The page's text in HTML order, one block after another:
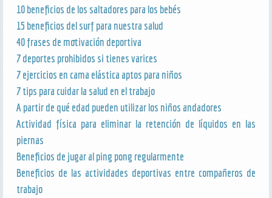
10 beneficios de los saltadores para los bebés
15 beneficios del surf para nuestra salud
40 frases de motivación deportiva
7 deportes prohibidos si tienes varices
7 ejercicios en cama elástica aptos para niños
7 tips para cuidar la salud en el trabajo
A partir de qué edad pueden utilizar los niños andadores
Actividad física para eliminar la retención de líquidos en las
piernas
Beneficios de jugar al ping pong regularmente
Beneficios de las actividades deportivas entre compañeros de
trabajo